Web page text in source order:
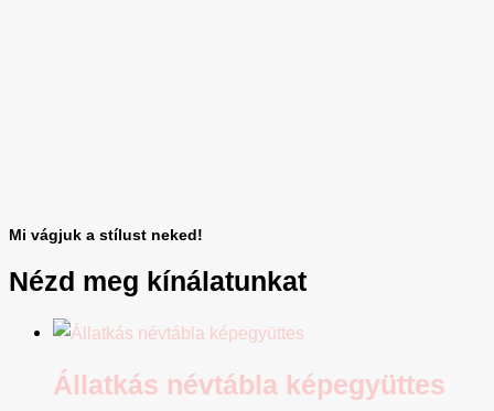
Mi vágjuk a stílust neked!
Nézd meg kínálatunkat
Állatkás névtábla képegyüttes